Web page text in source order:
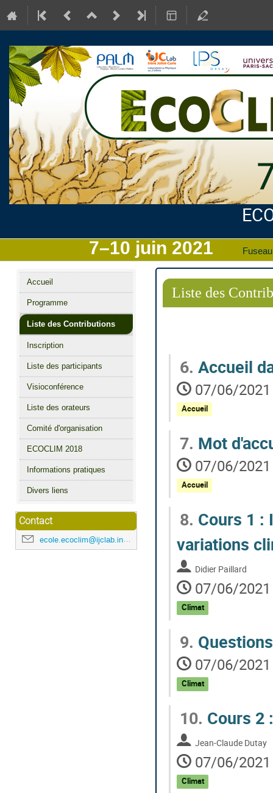
7–10 juin 2021
Menu
de
l'événement
Accueil
Programme
Liste des Contributions
Inscription
Liste des participants
Visioconférence
Liste des orateurs
Comité d'organisation
ECOCLIM 2018
Informations pratiques
Divers liens
Contact
ecole.ecoclim@ijclab.in2p3.fr
Liste des
6. Accueil
07/06/
Accueil
7. Mot
07/06/
Accueil
8. Cours 1 :
variations
Didier Paillard
07/06/
Climat
9. Questions
07/06/
Climat
10. Cours 2
Jean-Claude Dutay
07/06/
Climat